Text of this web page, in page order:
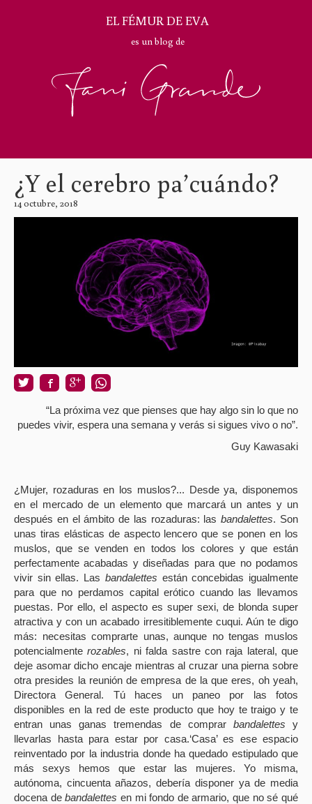
EL FÉMUR DE EVA
es un blog de
¿Y el cerebro pa’cuándo?
14 octubre, 2018
“La próxima vez que pienses que hay algo sin lo que no
puedes vivir, espera una semana y verás si sigues vivo o no”.
Guy Kawasaki
¿Mujer, rozaduras en los muslos?... Desde ya, disponemos
en el mercado de un elemento que marcará un antes y un
después en el ámbito de las rozaduras: lasbandalettes. Son
unas tiras elásticas de aspecto lencero que se ponen en los
muslos, que se venden en todos los colores y que están
perfectamente acabadas y diseñadas para que no podamos
vivir sin ellas. Las bandalettes están concebidas igualmente
para que no perdamos capital erótico cuando las llevamos
puestas. Por ello, el aspecto es super sexi, de blonda super
atractiva y con un acabado irresitiblemente cuqui. Aún te digo
más: necesitas comprarte unas, aunque no tengas muslos
potencialmenterozables, ni falda sastre con raja lateral, que
deje asomar dicho encaje mientras al cruzar una pierna sobre
otra presides la reunión de empresa de la que eres, oh yeah,
Directora General. Tú haces un paneo por las fotos
disponibles en la red de este producto que hoy te traigo y te
entran unas ganas tremendas de comprar bandalettes y
llevarlas hasta para estar por casa.‘Casa’ es ese espacio
reinventado por la industria donde ha quedado estipulado que
más sexys hemos que estar las mujeres. Yo misma,
autónoma, cincuenta añazos, debería disponer ya de media
docena debandalettes en mi fondo de armario, que no sé qué